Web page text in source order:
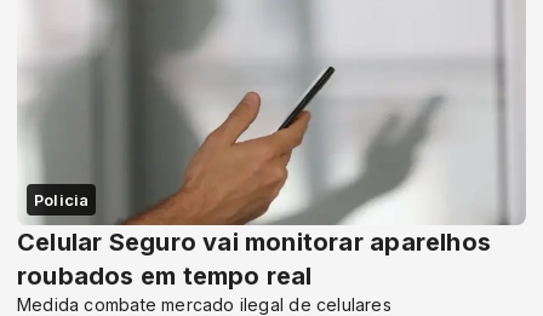
Policia
Celular Seguro vai monitorar aparelhos
roubados em tempo real
Medida combate mercado ilegal de celulares